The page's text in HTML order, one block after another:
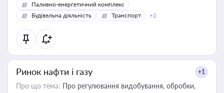
Паливно-енергетичний комплекс
Будівельна діяльність
Транспорт +2
Ринок нафти і газу +1
Про що тема: Про регулювання видобування, обробки,